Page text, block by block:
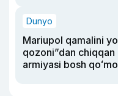
Dunyo
Mariupol qamalini
qozoni”dan
armiyasi bosh